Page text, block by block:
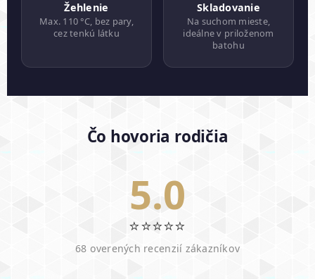
Žehlenie
Max. 110 °C, bez pary,
cez tenkú látku
Skladovanie
Na suchom mieste,
ideálne v priloženom
batohu
Čo hovoria rodičia
5.0
⭐⭐⭐⭐⭐
68 overených recenzií zákazníkov